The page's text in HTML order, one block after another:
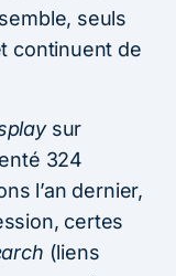
seuls
continuent de
sur
324
l’an dernier,
certes
(liens